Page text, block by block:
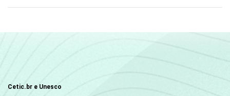
Cetic.br e Unesco